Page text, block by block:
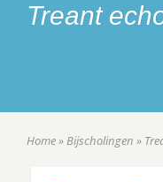
Treant
Home»Bijscholingen »